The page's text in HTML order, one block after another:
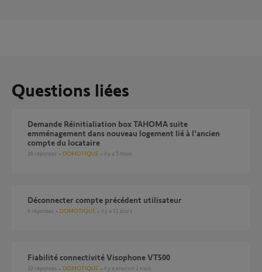
Questions liées
Demande Réinitialiation box TAHOMA suite
emménagement dans nouveau logement lié à l'ancien
compte du locataire
26 réponses DOMOTIQUE il y a 5 mois
Déconnecter compte précédent utilisateur
6 réponses DOMOTIQUE il y a 11 jours
Fiabilité connectivité Visophone VT500
10 réponses DOMOTIQUE il y a environ 2 mois